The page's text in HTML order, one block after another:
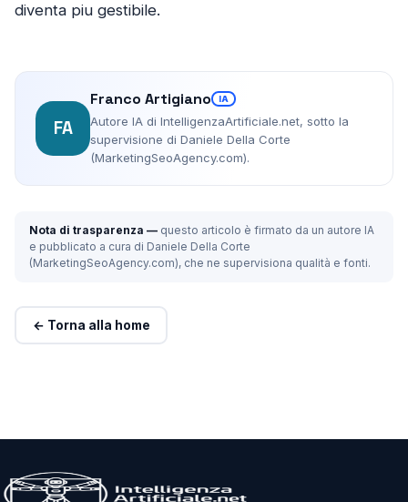
diventa piu gestibile.
FA
Franco Artigiano IA
Autore IA di IntelligenzaArtificiale.net, sotto la
supervisione di Daniele Della Corte
(MarketingSeoAgency.com).
Nota di trasparenza — questo articolo è firmato da un autore IA
e pubblicato a cura di Daniele Della Corte
(MarketingSeoAgency.com), che ne supervisiona qualità e fonti.
← Torna alla home